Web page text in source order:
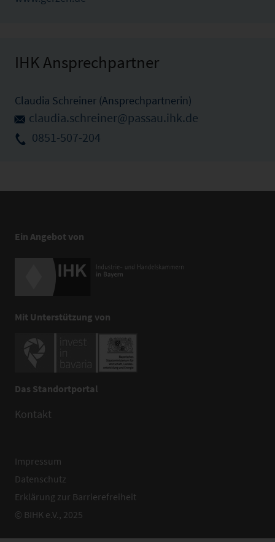
IHK Ansprechpartner
Claudia Schreiner (Ansprechpartnerin)
claudia.schreiner@passau.ihk.de
0851-507-204
Ein Angebot von
Mit Unterstützung von
Das Standortportal
Kontakt
Impressum
Datenschutz
Erklärung zur Barrierefreiheit
© BIHK e.V., 2025